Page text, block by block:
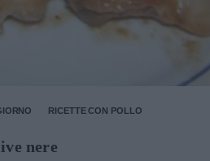
RICETTE CON POLLO
nere